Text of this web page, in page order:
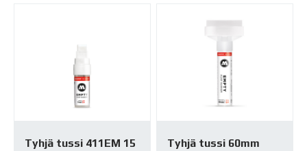
Tyhjä tussi 411EM 15
Tyhjä tussi 60mm